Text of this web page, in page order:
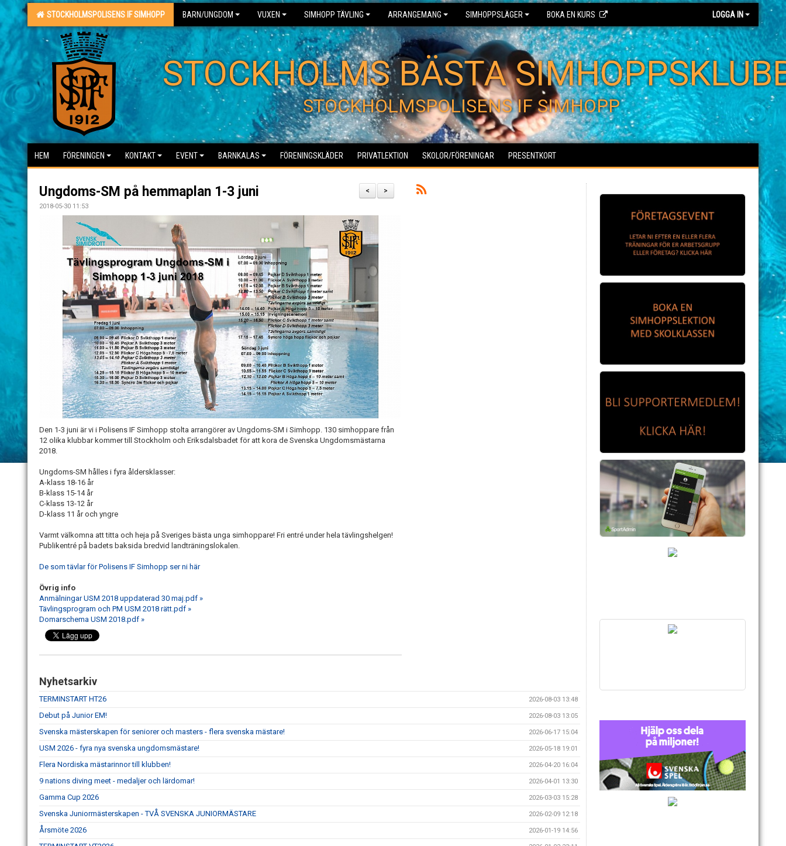
STOCKHOLMSPOLISENS IF SIMHOPP BARN/UNGDOM VUXEN SIMHOPP TÄVLING ARRANGEMANG SIMHOPPSLÄGER BOKA EN KURS LOGGA IN
STOCKHOLMS BÄSTA
STOCKHOLMSPOLISENS IF SIMHOPP
HEM FÖRENINGEN KONTAKT EVENT BARNKALAS FÖRENINGSKLÄDER PRIVATLEKTION SKOLOR/FÖRENINGAR PRESENTKORT
>
<
Ungdoms-SM på hemmaplan 1-3 juni
2018-05-30 11:53
Den 1-3 juni är vi i Polisens IF Simhopp stolta arrangörer av Ungdoms-SM i Simhopp. 130 simhoppare från
12 olika klubbar kommer till Stockholm och Eriksdalsbadet för att kora de Svenska Ungdomsmästarna
2018.
Ungdoms-SM hålles i fyra åldersklasser:
A-klass 18-16 år
B-klass 15-14 år
C-klass 13-12 år
D-klass 11 år och yngre
Varmt välkomna att titta och heja på Sveriges bästa unga simhoppare! Fri entré under hela tävlingshelgen!
Publikentré på badets baksida bredvid landträningslokalen.
De som tävlar för Polisens IF Simhopp ser ni här
Övrig info
Anmälningar USM 2018 uppdaterad 30 maj.pdf »
Tävlingsprogram och PM USM 2018 rätt.pdf »
Domarschema USM 2018.pdf »
Nyhetsarkiv
TERMINSTART HT26 2026-08-03 13:48
Debut på Junior EM! 2026-08-03 13:05
Svenska mästerskapen för seniorer och masters - flera svenska mästare! 2026-06-17 15:04
USM 2026 - fyra nya svenska ungdomsmästare! 2026-05-18 19:01
Flera Nordiska mästarinnor till klubben! 2026-04-20 16:04
9 nations diving meet - medaljer och lärdomar! 2026-04-01 13:30
Gamma Cup 2026 2026-03-03 15:28
Svenska Juniormästerskapen - TVÅ SVENSKA JUNIORMÄSTARE 2026-02-09 12:18
Årsmöte 2026 2026-01-19 14:56